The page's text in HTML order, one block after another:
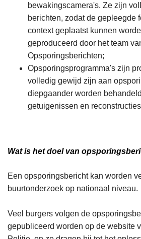
bewakingscamera's. Ze zijn
berichten, zodat de gepleegde
context geplaatst kunnen
geproduceerd door het team
Opsporingsberichten;
Opsporingsprogramma's zijn
volledig gewijd zijn aan
diepgaander worden
getuigenissen en
Wat is het doel van
Een opsporingsbericht kan worden
buurtonderzoek op nationaal niveau.
Veel burgers volgen de
gepubliceerd worden op de website